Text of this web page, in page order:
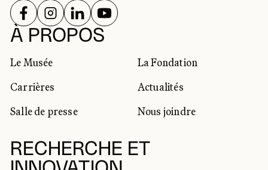
À PROPOS
Le Musée
La Fondation
Carrières
Actualités
Salle de presse
Nous joindre
RECHERCHE ET
RÉSEAUX SOCIAUX
SUIVEZ-NOUS SUR
SUIVEZ-NOUS SUR
SUIVEZ-NOUS SUR
SUIVEZ-NOUS SUR